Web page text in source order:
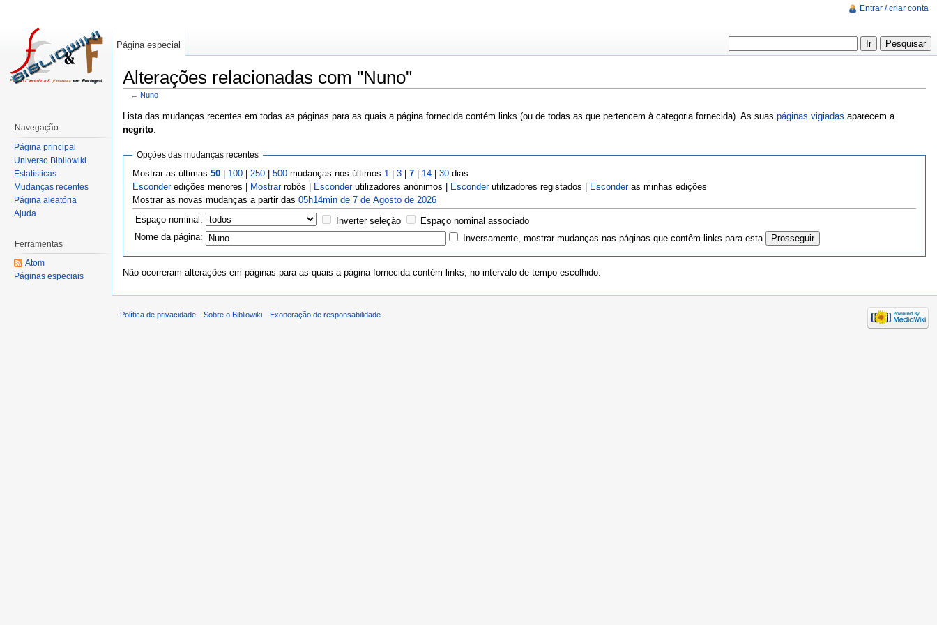
Alterações relacionadas com "Nuno"
← Nuno
Lista das mudanças recentes em todas as páginas para as quais a página fornecida contém links (ou de todas as que pertencem à categoria fornecida). As suas páginas vigiadas aparecem a
negrito
Opções das mudanças recentes
Mostrar as últimas 50| 100| 250| 500mudanças nos últimos 1 | 3| 7| 14| 30dias
Esconderedições menores | Mostrarrobôs | Esconderutilizadores anónimos | Esconderutilizadores registados | Esconderas minhas edições
Mostrar as novas mudanças a partir das 05h14min de 7 de Agosto de 2026
Espaço nominal:
Inverter seleção
Espaço nominal associado
Nome da página:
Inversamente, mostrar mudanças nas páginas que contêm links para esta
Não ocorreram alterações em páginas para as quais a página fornecida contém links, no intervalo de tempo escolhido.
Entrar / criar conta
Página especial
Navegação
Página principal
Universo Bibliowiki
Estatísticas
Mudanças recentes
Página aleatória
Ajuda
Ferramentas
Atom
Páginas especiais
Política de privacidade Sobre o Bibliowiki Exoneração de responsabilidade